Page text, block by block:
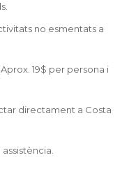
no esmentats a
19$ per persona i
directament a Costa